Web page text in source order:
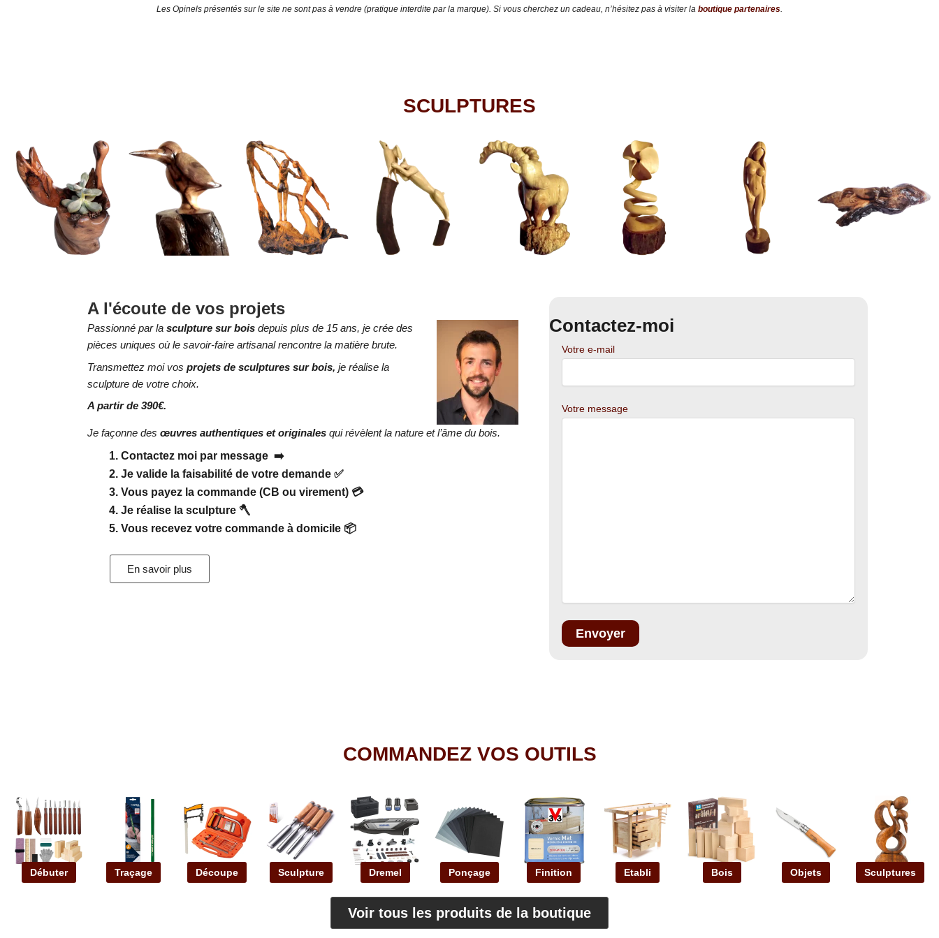
Les Opinels présentés sur le site ne sont pas à vendre (pratique interdite par la marque). Si vous cherchez un cadeau, n’hésitez pas à visiter la boutique partenaires.
SCULPTURES
A l'écoute de vos projets
Passionné par la sculpture sur boisdepuis plus de 15 ans, je crée des
pièces uniques où le savoir-faire artisanal rencontre la matière brute.
Transmettez moi vos projets de sculptures sur bois, je réalise la
sculpture de votre choix.
A partir de 390€.
Je façonne des œuvres authentiques et originalesqui révèlent la nature et l’âme du bois.
Contactez moi par message ➡️
Je valide la faisabilité de votre demande ✅
Vous payez la commande (CB ou virement) 💳
Je réalise la sculpture 🪓
Vous recevez votre commande à domicile 📦
En savoir plus
Contactez-moi
Votre e-mail
Votre message
COMMANDEZ VOS OUTILS
Débuter Traçage Découpe Sculpture Dremel Ponçage Finition Etabli Bois Objets Sculptures
Voir tous les produits de la boutique